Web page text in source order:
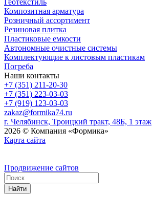
Композитная арматура
Розничный ассортимент
Резиновая плитка
Пластиковые емкости
Автономные очистные системы
Комплектующие к листовым пластикам
Погреба
Наши контакты
+7 (351) 211-20-30
+7 (351) 223-03-03
+7 (919) 123-03-03
zakaz@formika74.ru
г. Челябинск, Троицкий тракт, 48Б, 1 этаж
2026 © Компания «Формика»
Карта сайта
Продвижение сайтов
Найти